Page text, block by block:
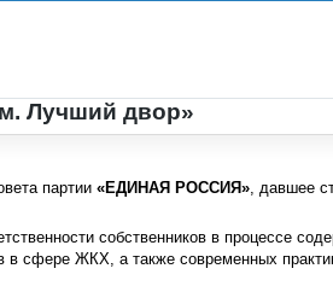
Лучший двор»
партии «ЕДИНАЯ РОССИЯ», давшее
собственников в процессе
сфере ЖКХ, а также современных